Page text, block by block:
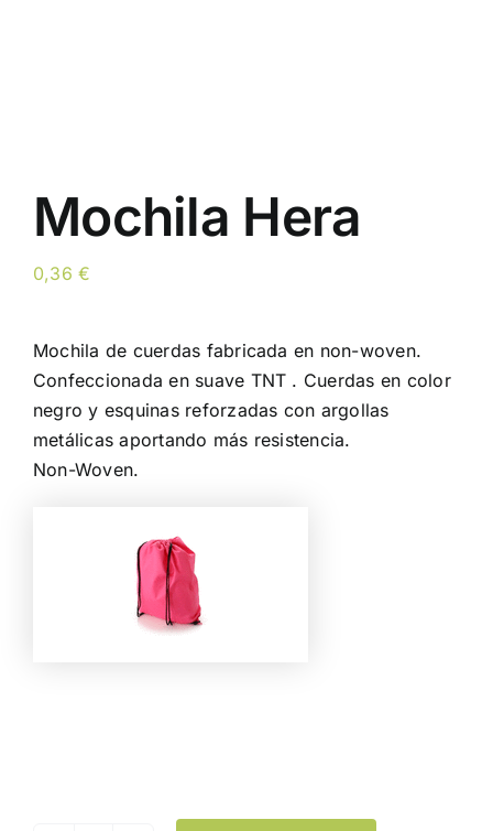
Mochila Hera
0,36€
Mochila de cuerdas fabricada en non-woven.
Confeccionada en suave TNT . Cuerdas en color
negro y esquinas reforzadas con argollas
metálicas aportando más resistencia.
Non-Woven.